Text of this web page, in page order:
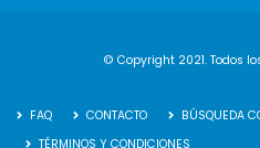
© Copyright 2021. Todos
FAQ CONTACTO BÚSQUEDA
TÉRMINOS Y CONDICIONES